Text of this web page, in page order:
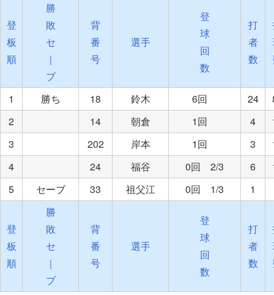
登
板
順
勝
敗
セ
｜
ブ
背
番
号
選手
登
球
回
数
打
者
数
1 勝ち 18 鈴木 6回 24
2
14 朝倉 1回 4
3
202 岸本 1回 3
4
24 福谷 0回 2/3 6
5
セーブ 33 祖父江 0回 1/3 1
登
板
順
勝
敗
セ
｜
ブ
背
番
号
選手
登
球
回
数
打
者
数